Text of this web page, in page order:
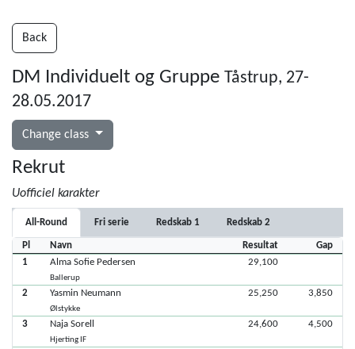
Back
DM Individuelt og Gruppe Tåstrup, 27-
28.05.2017
Change class
Rekrut
Uofficiel karakter
All-Round Fri serie Redskab 1 Redskab 2
Pl Navn Resultat
Gap
1
Alma Sofie Pedersen
Ballerup
29,100
2 Yasmin Neumann
Ølstykke
25,250 3,850
3 Naja Sorell
Hjerting IF
24,600 4,500